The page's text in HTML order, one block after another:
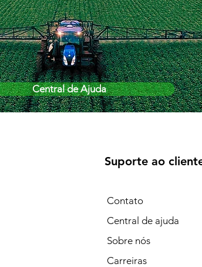
Central de Ajuda
Suporte ao
Contato
Central de ajuda
Sobre nós
Carreiras